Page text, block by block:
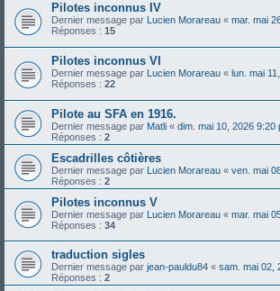
Pilotes inconnus IV
Dernier message par Lucien Morareau « mar. mai
Réponses : 15
Pilotes inconnus VI
Dernier message par Lucien Morareau « lun. mai
Réponses : 22
Pilote au SFA en 1916.
Dernier message par Matli « dim. mai 10, 2026 9:20
Réponses : 2
Escadrilles côtières
Dernier message par Lucien Morareau « ven. mai
Réponses : 2
Pilotes inconnus V
Dernier message par Lucien Morareau « mar. mai
Réponses : 34
traduction sigles
Dernier message par jean-pauldu84 « sam. mai 02,
Réponses : 2